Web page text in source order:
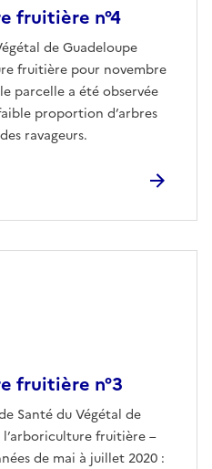
fruitière n°4
de Guadeloupe
fruitière pour novembre
parcelle a été observée
proportion d’arbres
ravageurs.
fruitière n°3
Santé du Végétal de
fruitière –
de mai à juillet 2020 :